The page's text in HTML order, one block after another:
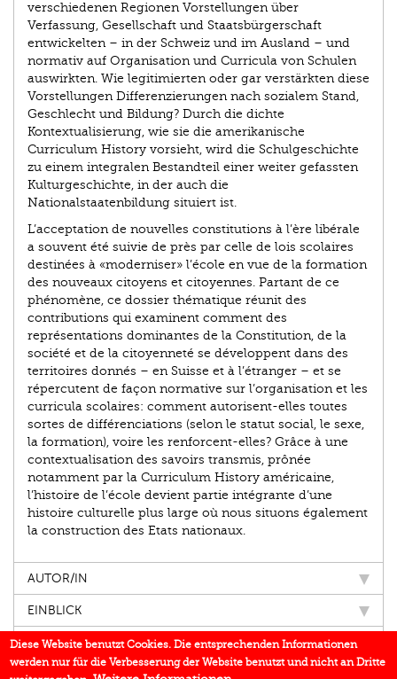
verschiedenen Regionen Vorstellungen über
Verfassung, Gesellschaft und Staatsbürgerschaft
entwickelten – in der Schweiz und im Ausland – und
normativ auf Organisation und Curricula von Schulen
auswirkten. Wie legitimierten oder gar verstärkten diese
Vorstellungen Differenzierungen nach sozialem Stand,
Geschlecht und Bildung? Durch die dichte
Kontextualisierung, wie sie die amerikanische
Curriculum History vorsieht, wird die Schulgeschichte
zu einem integralen Bestandteil einer weiter gefassten
Kulturgeschichte, in der auch die
Nationalstaatenbildung situiert ist.
L’acceptation de nouvelles constitutions à l’ère libérale
a souvent été suivie de près par celle de lois scolaires
destinées à «moderniser» l’école en vue de la formation
des nouveaux citoyens et citoyennes. Partant de ce
phénomène, ce dossier thématique réunit des
contributions qui examinent comment des
représentations dominantes de la Constitution, de la
société et de la citoyenneté se développent dans des
territoires donnés – en Suisse et à l’étranger – et se
répercutent de façon normative sur l’organisation et les
curricula scolaires: comment autorisent-elles toutes
sortes de différenciations (selon le statut social, le sexe,
la formation), voire les renforcent-elles? Grâce à une
contextualisation des savoirs transmis, prônée
notamment par la Curriculum History américaine,
l’histoire de l’école devient partie intégrante d’une
histoire culturelle plus large où nous situons également
la construction des Etats nationaux.
AUTOR/IN
EINBLICK
IN DEN MEDIEN
BUCHREIHE
Diese Website benutzt Cookies. Die entsprechenden Informationen
werden nur für die Verbesserung der Website benutzt und nicht an Dritte